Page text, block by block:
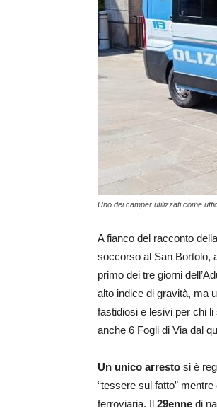
Uno dei camper utilizzati come
A fianco del racconto
soccorso al San Bortolo,
primo dei tre giorni
alto indice di gravità, ma
fastidiosi e lesivi per chi li
anche 6 Fogli di Via dal
Un unico arresto si è
“tessere sul fatto”
ferroviaria. Il 29enne di